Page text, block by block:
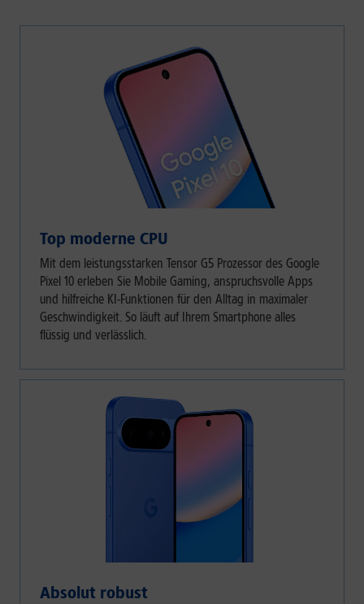
Top moderne CPU
Mit dem leistungsstarken Tensor G5 Prozessor des Google
Pixel 10 erleben Sie Mobile Gaming, anspruchsvolle Apps
und hilfreiche KI-Funktionen für den Alltag in maximaler
Geschwindigkeit. So läuft auf Ihrem Smartphone alles
flüssig und verlässlich.
Absolut robust